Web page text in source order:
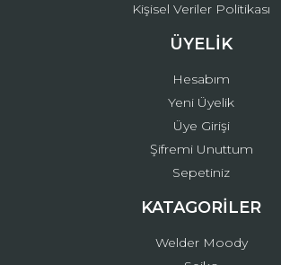
Kişisel Veriler Politikası
ÜYELİK
Hesabım
Yeni Üyelik
Üye Girişi
Şifremi Unuttum
Sepetiniz
KATAGORİLER
Welder Moody